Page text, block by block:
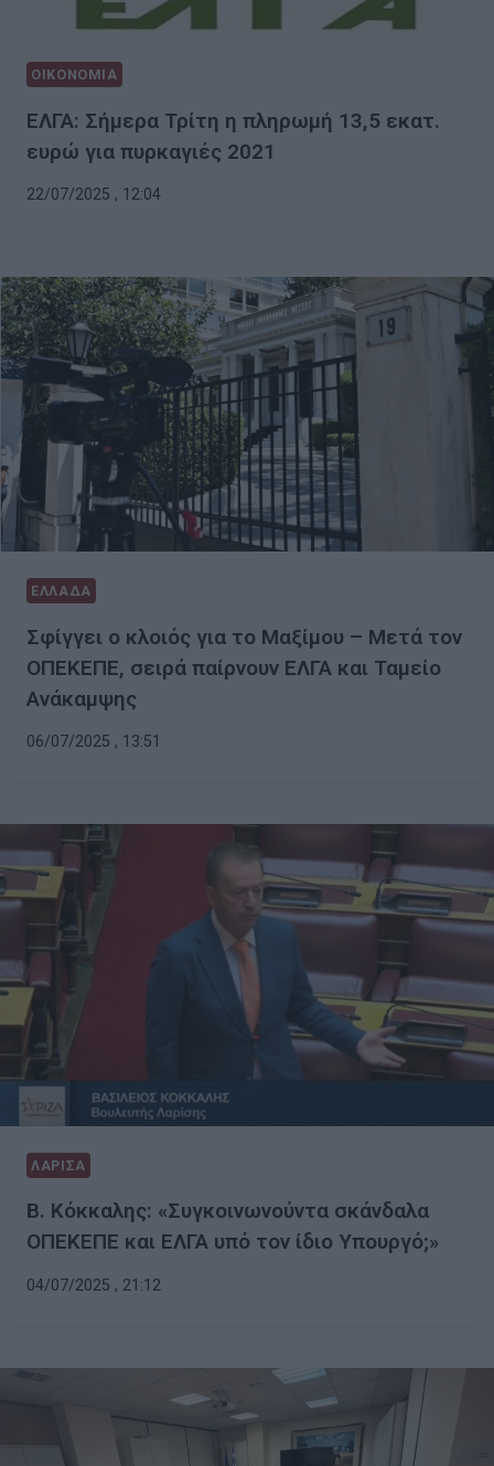
ΟΙΚΟΝΟΜΙΑ
ΕΛΓΑ: Σήμερα Τρίτη η πληρωμή 13,5 εκατ.
ευρώ για πυρκαγιές 2021
22/07/2025 , 12:04
ΕΛΛΑΔΑ
Σφίγγει ο κλοιός για το Μαξίμου – Μετά τον
ΟΠΕΚΕΠΕ, σειρά παίρνουν ΕΛΓΑ και Ταμείο
Ανάκαμψης
06/07/2025 , 13:51
ΛΑΡΙΣΑ
Β. Κόκκαλης: «Συγκοινωνούντα σκάνδαλα
ΟΠΕΚΕΠΕ και ΕΛΓΑ υπό τον ίδιο Υπουργό;»
04/07/2025 , 21:12